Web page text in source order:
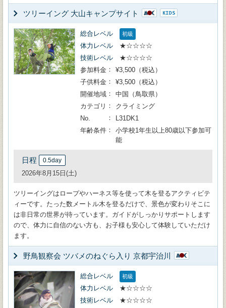
ツリーイング 大山キャンプサイト
総合レベル 初級
体力レベル
★☆☆☆☆
技術レベル
★☆☆☆☆
参加料金
¥3,500（税込）
子供料金
¥3,500（税込）
開催地域
中国（鳥取県）
カテゴリ
クライミング
No.
L31DK1
年齢条件
小学校1年生以上80歳以下参加可
能
日程 0.5day
2026年8月15日(土)
ツリーイングはロープやハーネス等を使って木を登るアクティビテ
ィーです。たった数メートル木を登るだけで、景色が変わりそこに
は非日常の世界が待っています。ガイドがしっかりサポートします
ので、体力に自信のない方も、お子様も安心して体験していただけ
ます。
野鳥観察会 ツバメのねぐら入り 京都宇治川
総合レベル 初級
体力レベル
★☆☆☆☆
技術レベル
★☆☆☆☆